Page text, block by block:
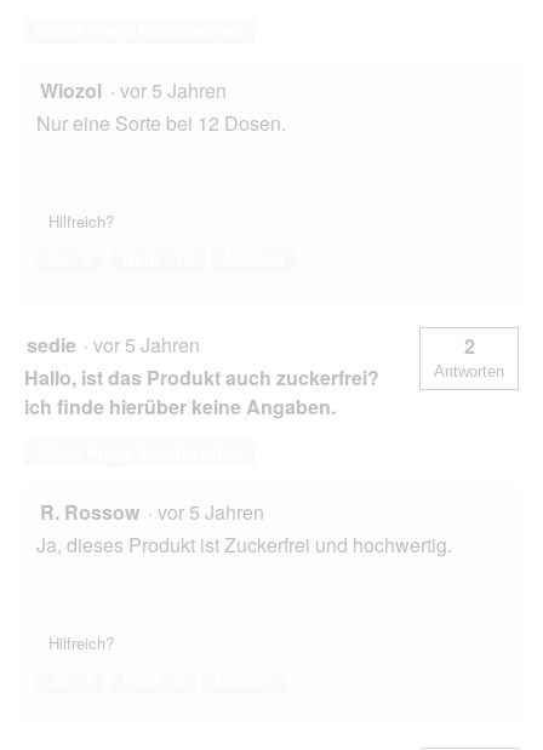
Wiozol · vor 5 Jahren
Nur eine Sorte bei 12 Dosen.
Hilfreich?
sedie · vor 5 Jahren
Hallo, ist das Produkt auch zuckerfrei?
ich finde hierüber keine Angaben.
2
Antworten
R. Rossow · vor 5 Jahren
Ja, dieses Produkt ist Zuckerfrei und hochwertig.
Hilfreich?